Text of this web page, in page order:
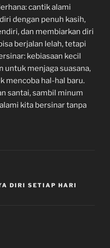
cantik alami
dengan penuh kasih,
dan membiarkan diri
berjalan lelah, tetapi
kebiasaan kecil
untuk menjaga suasana,
mencoba hal-hal baru.
santai, sambil minum
kita bersinar tanpa
DIRI SETIAP HARI